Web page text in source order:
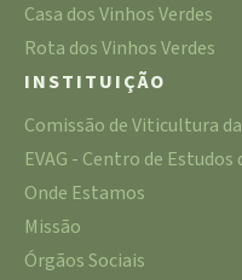
Casa dos Vinhos Verdes
Rota dos Vinhos Verdes
INSTITUIÇÃO
Comissão de Viticultura
EVAG - Centro de
Onde Estamos
Missão
Órgãos Sociais